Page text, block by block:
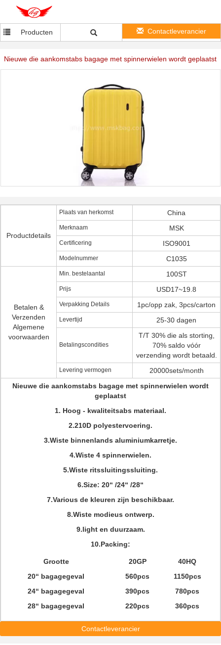
Producten Contactleverancier
Nieuwe die aankomstabs bagage met spinnerwielen wordt geplaatst
Productdetails
Plaats van herkomst China
Merknaam MSK
Certificering ISO9001
Modelnummer C1035
Betalen &
Verzenden
Algemene
voorwaarden
Min. bestelaantal 100ST
Prijs USD17~19.8
Verpakking Details 1pc/opp zak, 3pcs/carton
Levertijd 25-30 dagen
Betalingscondities
T/T 30% die als storting,
70% saldo vóór
verzending wordt betaald.
Levering vermogen
20000sets/month
Nieuwe die aankomstabs bagage met spinnerwielen wordt
geplaatst
1. Hoog - kwaliteitsabs materiaal.
2.210D polyestervoering.
3.Wiste binnenlands aluminiumkarretje.
4.Wiste 4 spinnerwielen.
5.Wiste ritssluitingssluiting.
6.Size: 20“ /24“ /28“
7.Various de kleuren zijn beschikbaar.
8.Wiste modieus ontwerp.
9.light en duurzaam.
10.Packing:
Grootte 20GP
40HQ
20“ bagagegeval
560pcs
1150pcs
24“ bagagegeval
390pcs
780pcs
28“ bagagegeval
220pcs 360pcs
Contactleverancier